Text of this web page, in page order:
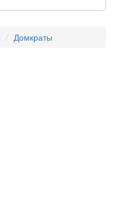
Домкраты